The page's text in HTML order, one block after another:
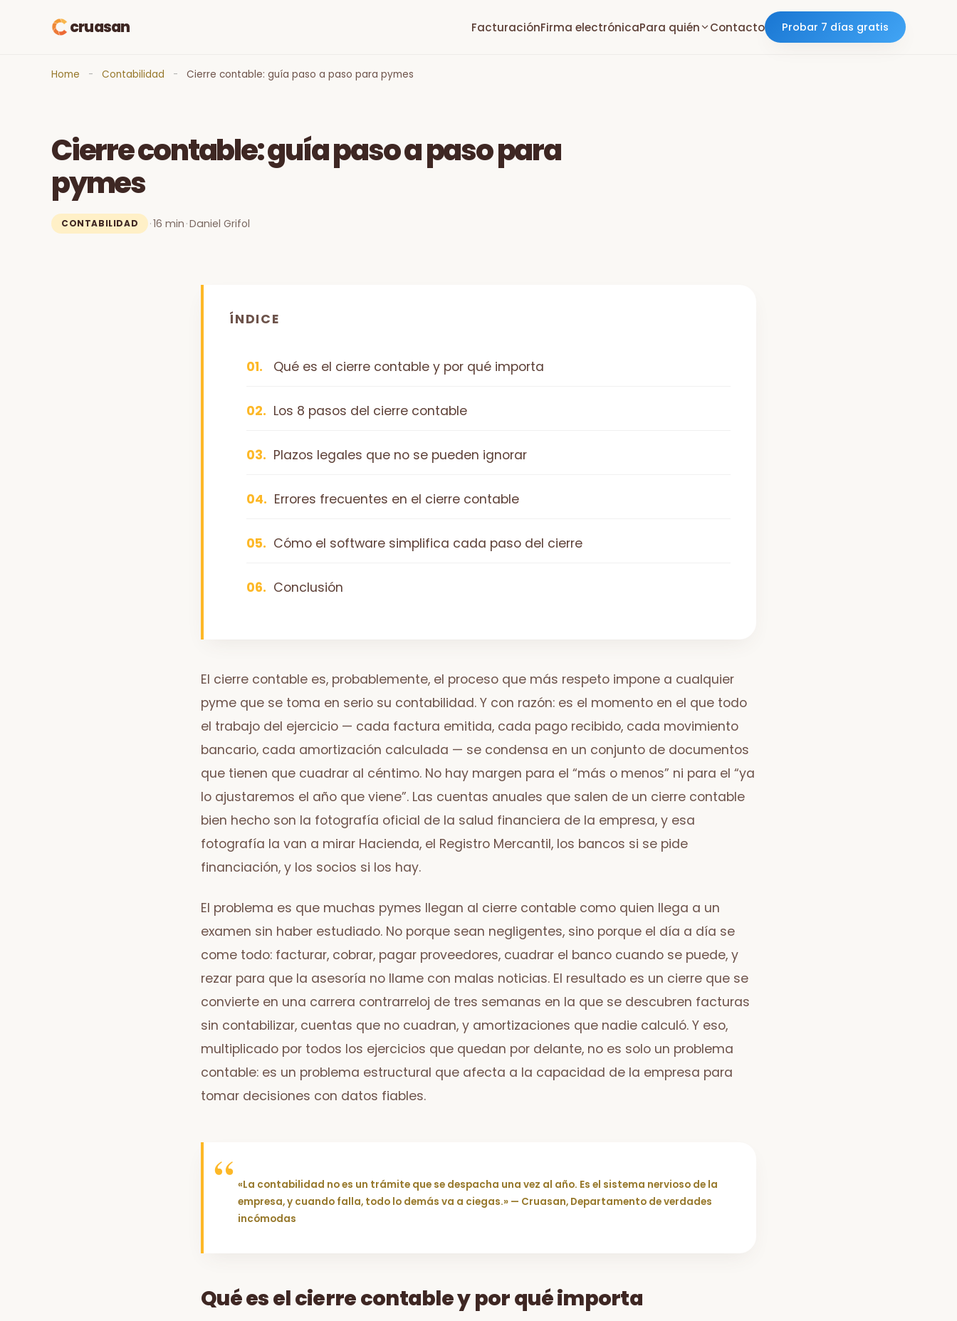
cruasan FacturaciónFirma electrónicaPara quién Contacto Probar 7 días gratis
Home - Contabilidad - Cierre contable: guía paso a paso para pymes
Cierre contable: guía paso a paso para
pymes
CONTABILIDAD ·16 min ·Daniel Grifol
ÍNDICE
Qué es el cierre contable y por qué importa
Los 8 pasos del cierre contable
Plazos legales que no se pueden ignorar
Errores frecuentes en el cierre contable
Cómo el software simplifica cada paso del cierre
Conclusión
El cierre contable es, probablemente, el proceso que más respeto impone a cualquier
pyme que se toma en serio su contabilidad. Y con razón: es el momento en el que todo
el trabajo del ejercicio — cada factura emitida, cada pago recibido, cada movimiento
bancario, cada amortización calculada — se condensa en un conjunto de documentos
que tienen que cuadrar al céntimo. No hay margen para el “más o menos” ni para el “ya
lo ajustaremos el año que viene”. Las cuentas anuales que salen de un cierre contable
bien hecho son la fotografía oficial de la salud financiera de la empresa, y esa
fotografía la van a mirar Hacienda, el Registro Mercantil, los bancos si se pide
financiación, y los socios si los hay.
El problema es que muchas pymes llegan al cierre contable como quien llega a un
examen sin haber estudiado. No porque sean negligentes, sino porque el día a día se
come todo: facturar, cobrar, pagar proveedores, cuadrar el banco cuando se puede, y
rezar para que la asesoría no llame con malas noticias. El resultado es un cierre que se
convierte en una carrera contrarreloj de tres semanas en la que se descubren facturas
sin contabilizar, cuentas que no cuadran, y amortizaciones que nadie calculó. Y eso,
multiplicado por todos los ejercicios que quedan por delante, no es solo un problema
contable: es un problema estructural que afecta a la capacidad de la empresa para
tomar decisiones con datos fiables.
«La contabilidad no es un trámite que se despacha una vez al año. Es el sistema nervioso de la
empresa, y cuando falla, todo lo demás va a ciegas.» — Cruasan, Departamento de verdades
incómodas
Qué es el cierre contable y por qué importa